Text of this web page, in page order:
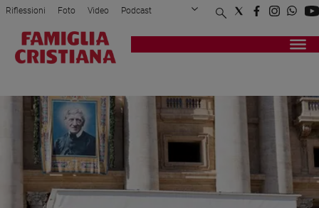
Attualità
Politica
Mondo
Economia
Legalità
giustizia
Riflessioni Foto Video Podcast
Privacy Policy Chi siamo
Registrati Redazione